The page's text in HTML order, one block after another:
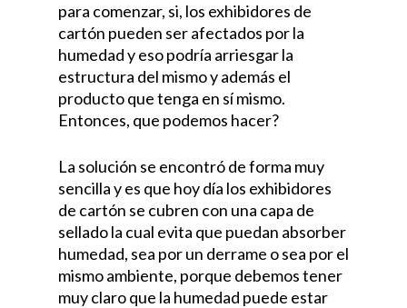
para comenzar, si, los exhibidores de
cartón pueden ser afectados por la
humedad y eso podría arriesgar la
estructura del mismo y además el
producto que tenga en sí mismo.
Entonces, que podemos hacer?
La solución se encontró de forma muy
sencilla y es que hoy día los exhibidores
de cartón se cubren con una capa de
sellado la cual evita que puedan absorber
humedad, sea por un derrame o sea por el
mismo ambiente, porque debemos tener
muy claro que la humedad puede estar